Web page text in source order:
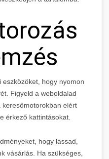
eszközöket, hogy nyomon
Figyeld a weboldalad
elért
érkező kattintásokat.
hogy lássad,
vásárlás. Ha szükséges,